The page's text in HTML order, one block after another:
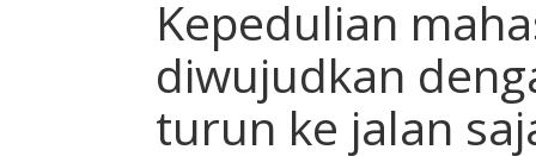
Kepedulian
diwujudkan
turun ke jalan